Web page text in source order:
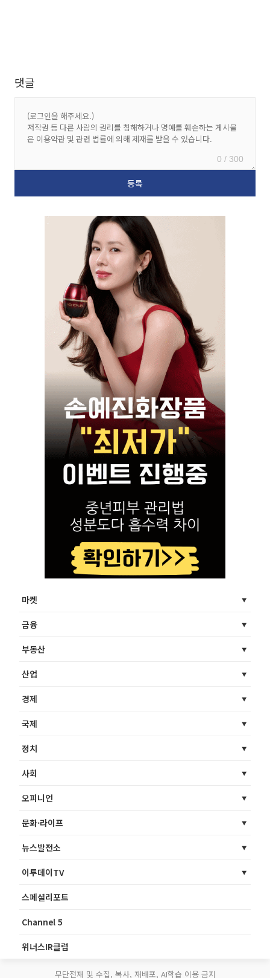
댓글
0 / 300
마켓
금융
부동산
산업
경제
국제
정치
사회
오피니언
문화·라이프
뉴스발전소
이투데이TV
스페셜리포트
Channel 5
위너스IR클럽
무단전재 및 수집, 복사, 재배포, AI학습 이용 금지